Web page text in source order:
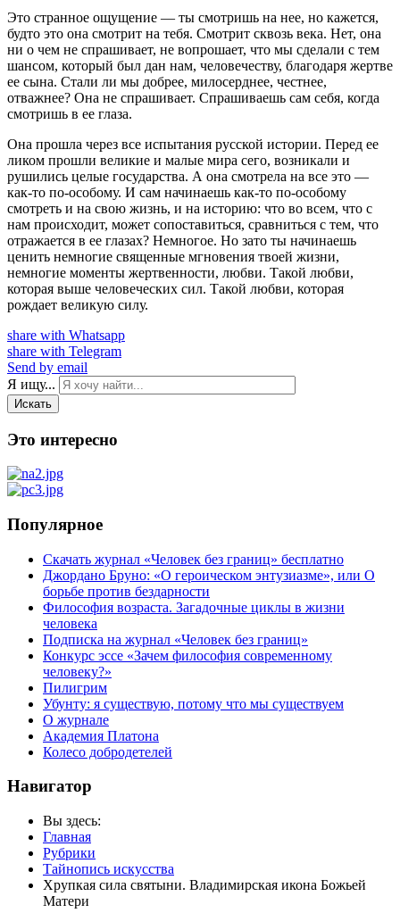
Это странное ощущение — ты смотришь на нее, но кажется,
будто это она смотрит на тебя. Смотрит сквозь века. Нет, она
ни о чем не спрашивает, не вопрошает, что мы сделали с тем
шансом, который был дан нам, человечеству, благодаря жертве
ее сына. Стали ли мы добрее, милосерднее, честнее,
отважнее? Она не спрашивает. Спрашиваешь сам себя, когда
смотришь в ее глаза.
Она прошла через все испытания русской истории. Перед ее
ликом прошли великие и малые мира сего, возникали и
рушились целые государства. А она смотрела на все это —
как-то по-особому. И сам начинаешь как-то по-особому
смотреть и на свою жизнь, и на историю: что во всем, что с
нам происходит, может сопоставиться, сравниться с тем, что
отражается в ее глазах? Немногое. Но зато ты начинаешь
ценить немногие священные мгновения твоей жизни,
немногие моменты жертвенности, любви. Такой любви,
которая выше человеческих сил. Такой любви, которая
рождает великую силу.
share with Whatsapp
share with Telegram
Send by email
Я ищу...
Искать
Это интересно
Популярное
Скачать журнал «Человек без границ» бесплатно
Джордано Бруно: «О героическом энтузиазме», или О
борьбе против бездарности
Философия возраста. Загадочные циклы в жизни
человека
Подписка на журнал «Человек без границ»
Конкурс эссе «Зачем философия современному
человеку?»
Пилигрим
Убунту: я существую, потому что мы существуем
О журнале
Академия Платона
Колесо добродетелей
Навигатор
Вы здесь:
Главная
Рубрики
Тайнопись искусства
Хрупкая сила святыни. Владимирская икона Божьей
Матери